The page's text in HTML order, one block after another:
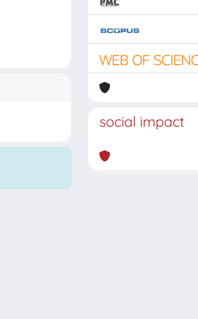
social impact